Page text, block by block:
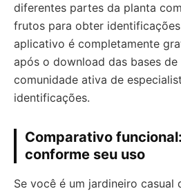
diferentes partes da planta
frutos para obter
aplicativo é completamente
após o download das bases
comunidade ativa de
identificações.
Comparativo
conforme seu uso
Se você é um jardineiro casual